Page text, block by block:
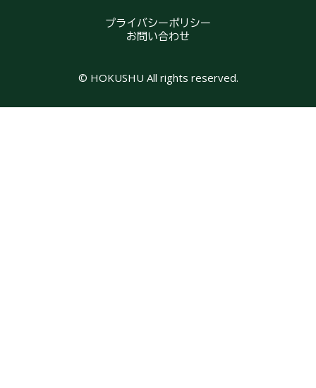
プライバシーポリシー
お問い合わせ
© HOKUSHU All rights reserved.